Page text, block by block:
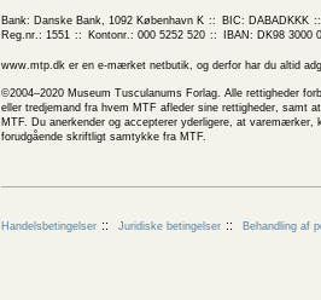
Bank: Danske Bank, 1092 København K
BIC: DABADKKK
Reg.nr.: 1551
Kontonr.: 000 5252 520 IBAN: DK98 3000
www.mtp.dk er en e-mærket netbutik, og derfor har du altid
©2004–2020 Museum Tusculanums Forlag. Alle rettigheder
eller tredjemand fra hvem MTF afleder sine rettigheder, samt
MTF. Du anerkender og accepterer yderligere, at
forudgående skriftligt samtykke fra MTF.
Handelsbetingelser Juridiske betingelser Behandling af